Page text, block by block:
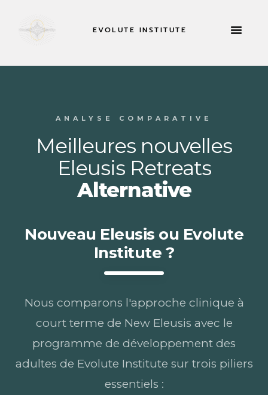
EVOLUTE INSTITUTE
ANALYSE COMPARATIVE
Meilleures nouvelles
Eleusis Retreats
Alternative
Nouveau Eleusis ou Evolute
Institute ?
Nous comparons l'approche clinique à
court terme de New Eleusis avec le
programme de développement des
adultes de Evolute Institute sur trois piliers
essentiels :